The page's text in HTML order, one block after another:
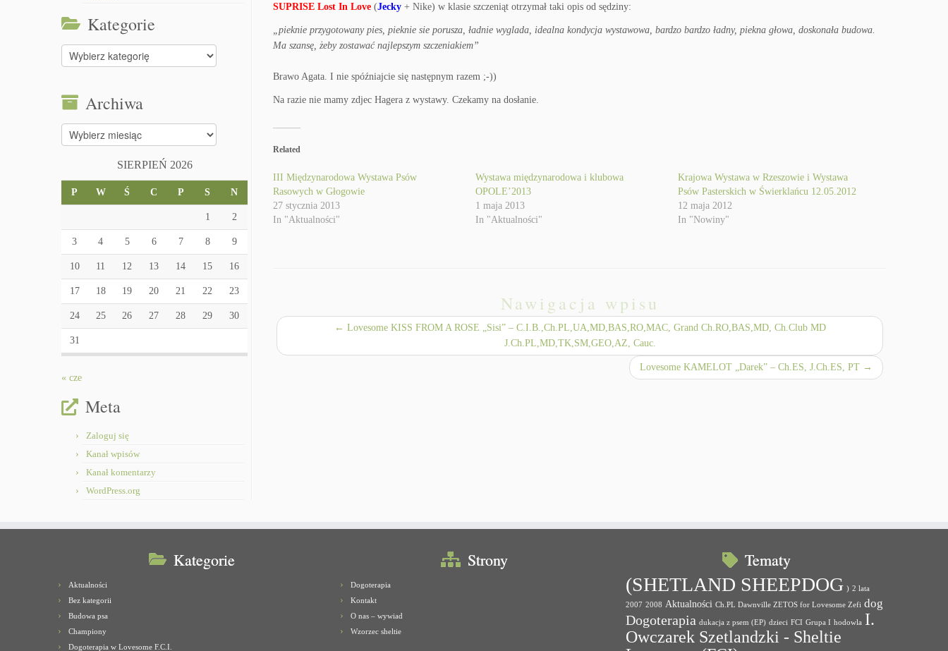
Kategorie
Kategorie
Archiwa
Archiwa
SIERPIEŃ 2026
P W Ś C P S N
1 2
3 4 5 6 7 8 9
10 11 12 13 14 15 16
17 18 19 20 21 22 23
24 25 26 27 28 29 30
31
« cze
Meta
Zaloguj się
Kanał wpisów
Kanał komentarzy
WordPress.org
SUPRISE Lost In Love (Jecky + Nike) w klasie szczeniąt otrzymał taki opis od sędziny:
„pieknie przygotowany pies, pieknie sie porusza, ładnie wyglada, idealna kondycja wystawowa, bardzo bardzo ładny, piekna głowa, doskonała budowa.
Ma szansę, żeby zostawać najlepszym szczeniakiem”
Brawo Agata. I nie spóźniajcie się następnym razem ;-))
Na razie nie mamy zdjec Hagera z wystawy. Czekamy na dosłanie.
Related
III Międzynarodowa Wystawa Psów
Rasowych w Głogowie
27 stycznia 2013
In "Aktualności"
Wystawa międzynarodowa i klubowa
OPOLE’2013
1 maja 2013
In "Aktualności"
Krajowa Wystawa w Rzeszowie i Wystawa
Psów Pasterskich w Świerklańcu 12.05.2012
12 maja 2012
In "Nowiny"
Nawigacja wpisu
← Lovesome KISS FROM A ROSE „Sisi” – C.I.B.,Ch.PL,UA,MD,BAS,RO,MAC, Grand Ch.RO,BAS,MD, Ch.Club MD
J.Ch.PL,MD,TK,SM,GEO,AZ, Cauc.
Lovesome KAMELOT „Darek” – Ch.ES, J.Ch.ES, PT →
Kategorie
Aktualności
Bez kategorii
Budowa psa
Championy
Dogoterapia w Lovesome F.C.I.
Strony
Dogoterapia
Kontakt
O nas – wywiad
Wzorzec sheltie
Tematy
(SHETLAND SHEEPDOG ) 2 lata
2007 2008 Aktualności Ch.PL Dawnville ZETOS for Lovesome Zefi dog
Dogoterapia dukacja z psem (EP) dzieci FCI Grupa I hodowla I.
Owczarek Szetlandzki - Sheltie